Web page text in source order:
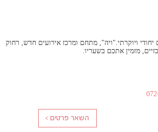
יחודי ויוקרתי."ויה", מתחם ומרכז אירועים חדש, רחוק
מזמין אתכם בשעריו.